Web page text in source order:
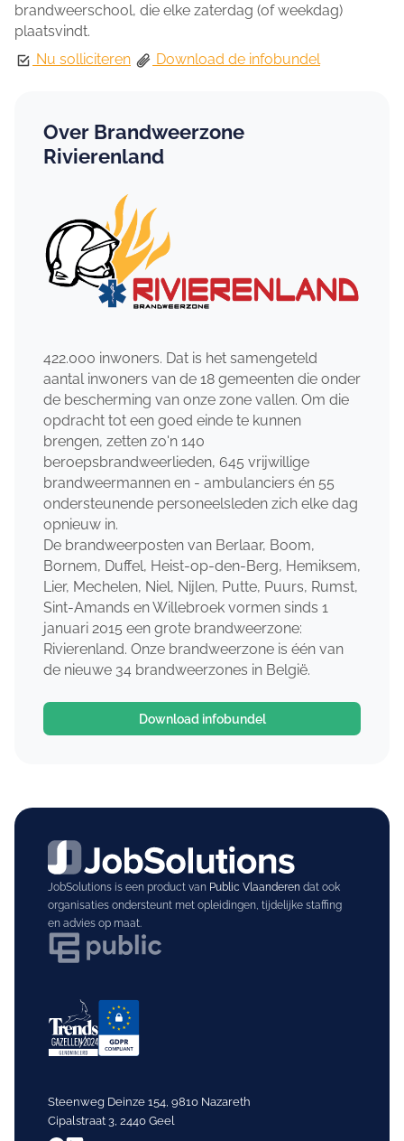
brandweerschool, die elke zaterdag (of weekdag)
plaatsvindt.
Nu solliciteren
Download de infobundel
Over Brandweerzone
Rivierenland
422.000 inwoners. Dat is het samengeteld
aantal inwoners van de 18 gemeenten die onder
de bescherming van onze zone vallen. Om die
opdracht tot een goed einde te kunnen
brengen, zetten zo'n 140
beroepsbrandweerlieden, 645 vrijwillige
brandweermannen en - ambulanciers én 55
ondersteunende personeelsleden zich elke dag
opnieuw in.
De brandweerposten van Berlaar, Boom,
Bornem, Duffel, Heist-op-den-Berg, Hemiksem,
Lier, Mechelen, Niel, Nijlen, Putte, Puurs, Rumst,
Sint-Amands en Willebroek vormen sinds 1
januari 2015 een grote brandweerzone:
Rivierenland. Onze brandweerzone is één van
de nieuwe 34 brandweerzones in België.
Download infobundel
JobSolutions is een product van Public Vlaanderendat ook
organisaties ondersteunt met opleidingen, tijdelijke staffing
en advies op maat.
Steenweg Deinze 154, 9810 Nazareth
Cipalstraat 3, 2440 Geel